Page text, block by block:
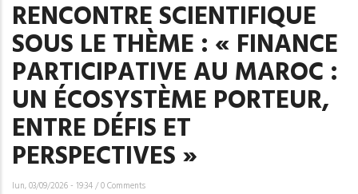
RENCONTRE SCIENTIFIQUE
SOUS LE THÈME : « FINANCE
PARTICIPATIVE AU MAROC :
UN ÉCOSYSTÈME PORTEUR,
ENTRE DÉFIS ET
PERSPECTIVES »
lun, 03/09/2026 - 19:34/0 Comments